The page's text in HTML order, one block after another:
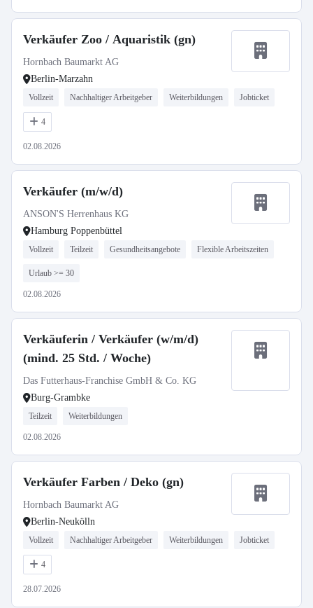
Verkäufer Zoo / Aquaristik (gn)
Hornbach Baumarkt AG
Berlin-Marzahn
Vollzeit Nachhaltiger Arbeitgeber Weiterbildungen Jobticket
4
02.08.2026
Verkäufer (m/w/d)
ANSON'S Herrenhaus KG
Hamburg Poppenbüttel
Vollzeit Teilzeit Gesundheitsangebote Flexible Arbeitszeiten
Urlaub >= 30
02.08.2026
Verkäuferin / Verkäufer (w/m/d)
(mind. 25 Std. / Woche)
Das Futterhaus-Franchise GmbH & Co. KG
Burg-Grambke
Teilzeit Weiterbildungen
02.08.2026
Verkäufer Farben / Deko (gn)
Hornbach Baumarkt AG
Berlin-Neukölln
Vollzeit Nachhaltiger Arbeitgeber Weiterbildungen Jobticket
4
28.07.2026